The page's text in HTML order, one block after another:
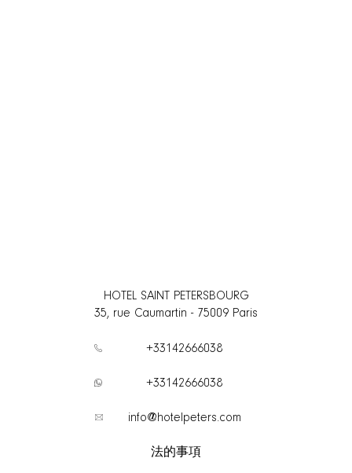
HOTEL SAINT PETERSBOURG
35, rue Caumartin - 75009 Paris
+33142666038
+33142666038
info@hotelpeters.com
法的事項